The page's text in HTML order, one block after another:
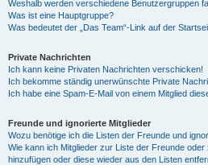
Weshalb werden verschiedene Benutzergruppen
Was ist eine Hauptgruppe?
Was bedeutet der „Das Team“-Link auf der
Private Nachrichten
Ich kann keine Privaten Nachrichten verschicken!
Ich bekomme ständig unerwünschte Private
Ich habe eine Spam-E-Mail von einem Mitglied
Freunde und ignorierte Mitglieder
Wozu benötige ich die Listen der Freunde und
Wie kann ich Mitglieder zur Liste der Freunde
hinzufügen oder diese wieder aus den Listen